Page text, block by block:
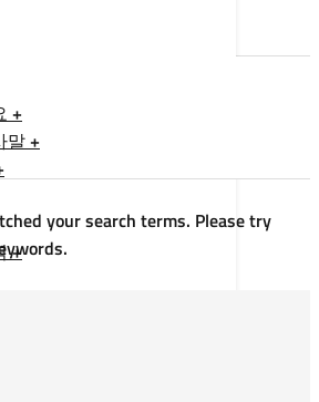
+
말 +
+
your search terms. Please try